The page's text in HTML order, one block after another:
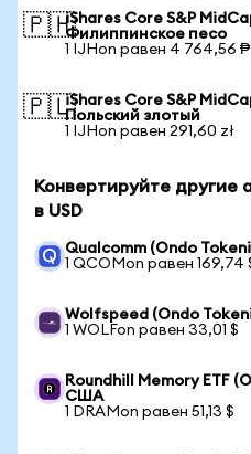
🇵🇭iShares Core S&P
Филиппинское песо
1 IJHon равен 4 764,56 ₱
🇵🇱iShares Core S&P
Польский злотый
1 IJHon равен 291,60 zł
Конвертируйте другие
в USD
Qualcomm (Ondo
1 QCOMon равен 169,74
Wolfspeed (Ondo
1 WOLFon равен 33,01 $
Roundhill Memory ETF
США
1 DRAMon равен 51,13 $